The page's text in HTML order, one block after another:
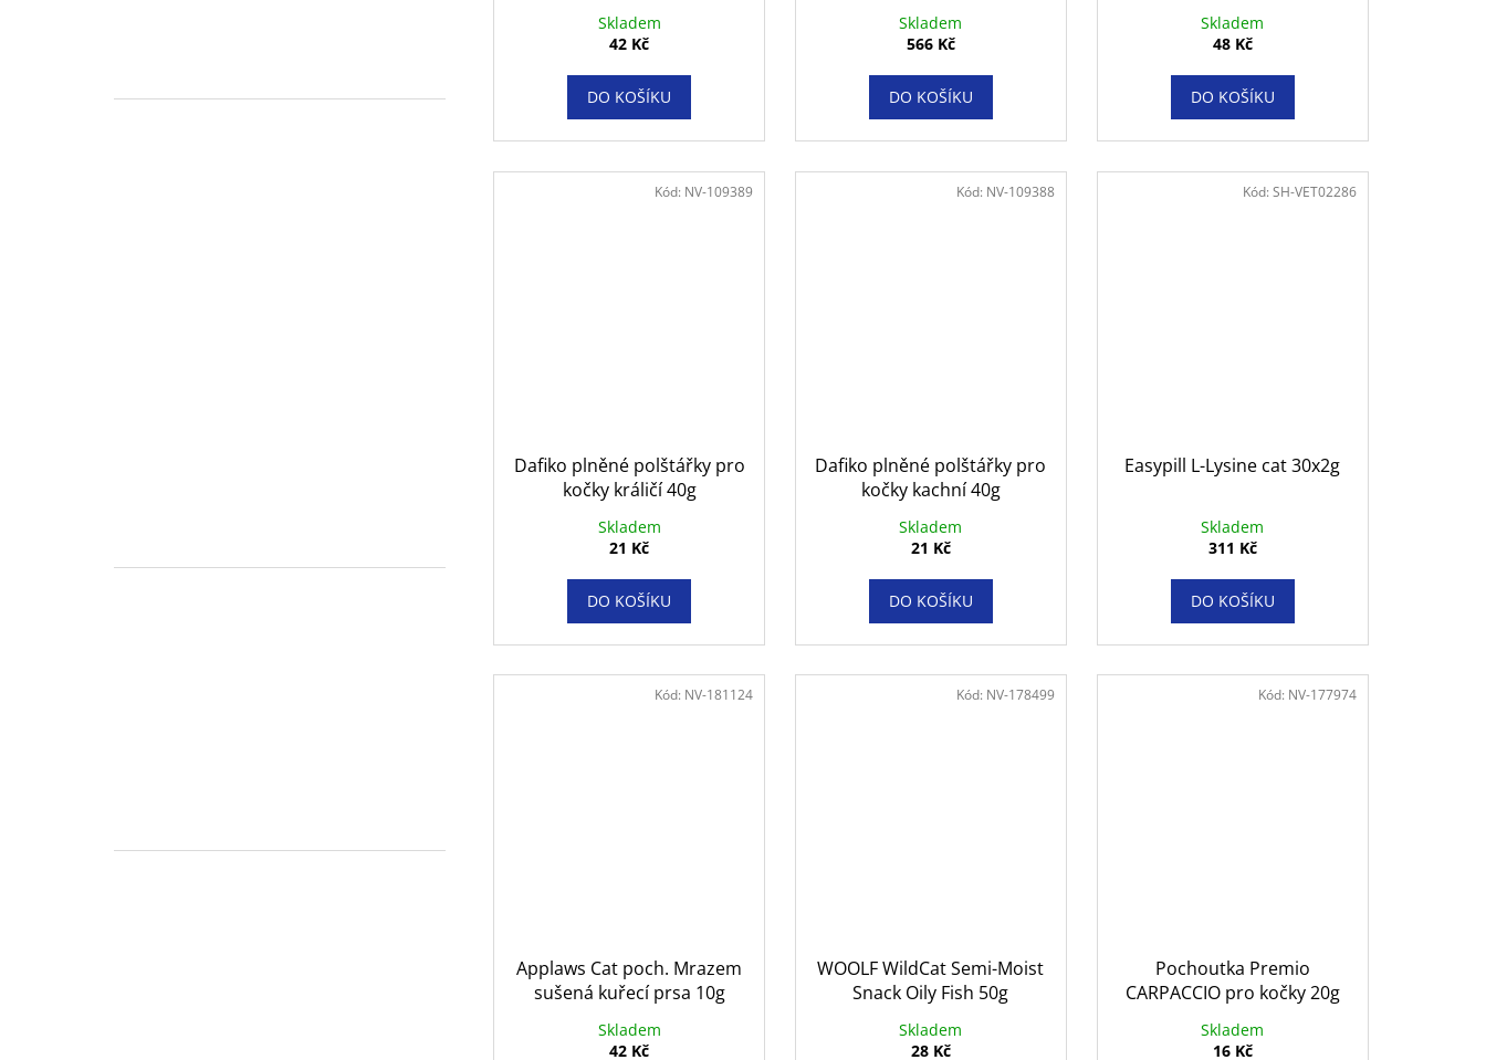
Skladem
42 Kč
DO KOŠÍKU
Skladem
566 Kč
DO KOŠÍKU
Skladem
48 Kč
DO KOŠÍKU
Dafiko plněné polštářky pro
kočky králičí 40g
Skladem
21 Kč
DO KOŠÍKU
Kód: NV-109389
Dafiko plněné polštářky pro
kočky kachní 40g
Skladem
21 Kč
DO KOŠÍKU
Kód: NV-109388
Easypill L-Lysine cat 30x2g
Skladem
311 Kč
DO KOŠÍKU
Kód: SH-VET02286
Applaws Cat poch. Mrazem
sušená kuřecí prsa 10g
Skladem
42 Kč
Kód: NV-181124
WOOLF WildCat Semi-Moist
Snack Oily Fish 50g
Skladem
28 Kč
Kód: NV-178499
Pochoutka Premio
CARPACCIO pro kočky 20g
Skladem
16 Kč
Kód: NV-177974